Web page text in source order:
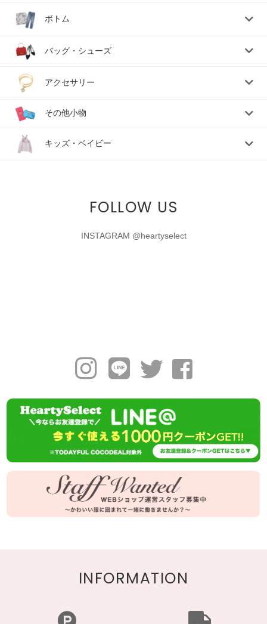
ボトム
バッグ・シューズ
アクセサリー
その他小物
キッズ・ベイビー
FOLLOW US
INSTAGRAM @heartyselect
INFORMATION